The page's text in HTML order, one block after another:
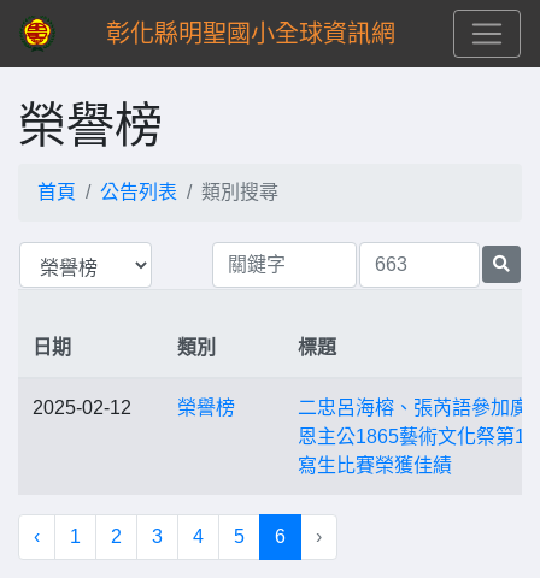
彰化縣明聖國小全球資訊網
榮譽榜
首頁 公告列表 類別搜尋
日期 類別 標題
2025-02-12 榮譽榜
二忠呂海榕、張芮語參加廣
恩主公1865藝術文化祭第14
寫生比賽榮獲佳績
‹ 1 2 3 4 5 6 ›